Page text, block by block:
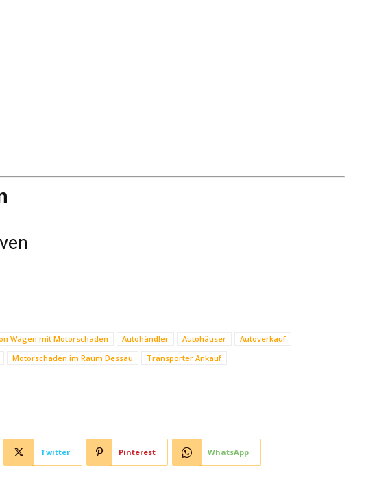
Wagen mit Motorschaden Autohändler Autohäuser
Autoverkauf
Motorschaden im Raum Dessau Transporter Ankauf
Twitter Pinterest WhatsApp